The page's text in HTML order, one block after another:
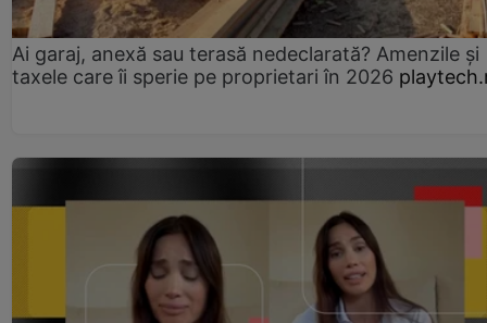
Ai garaj, anexă sau terasă nedeclarată? Amenzile și
taxele care îi sperie pe proprietari în 2026